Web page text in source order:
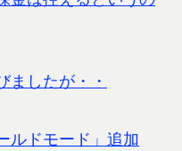
ましたが・・
ルドモード」追加